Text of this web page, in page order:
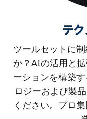
テ
ツールセットに
か？AIの活用と
ーションを構築
ロジーおよび製
ください。プロ